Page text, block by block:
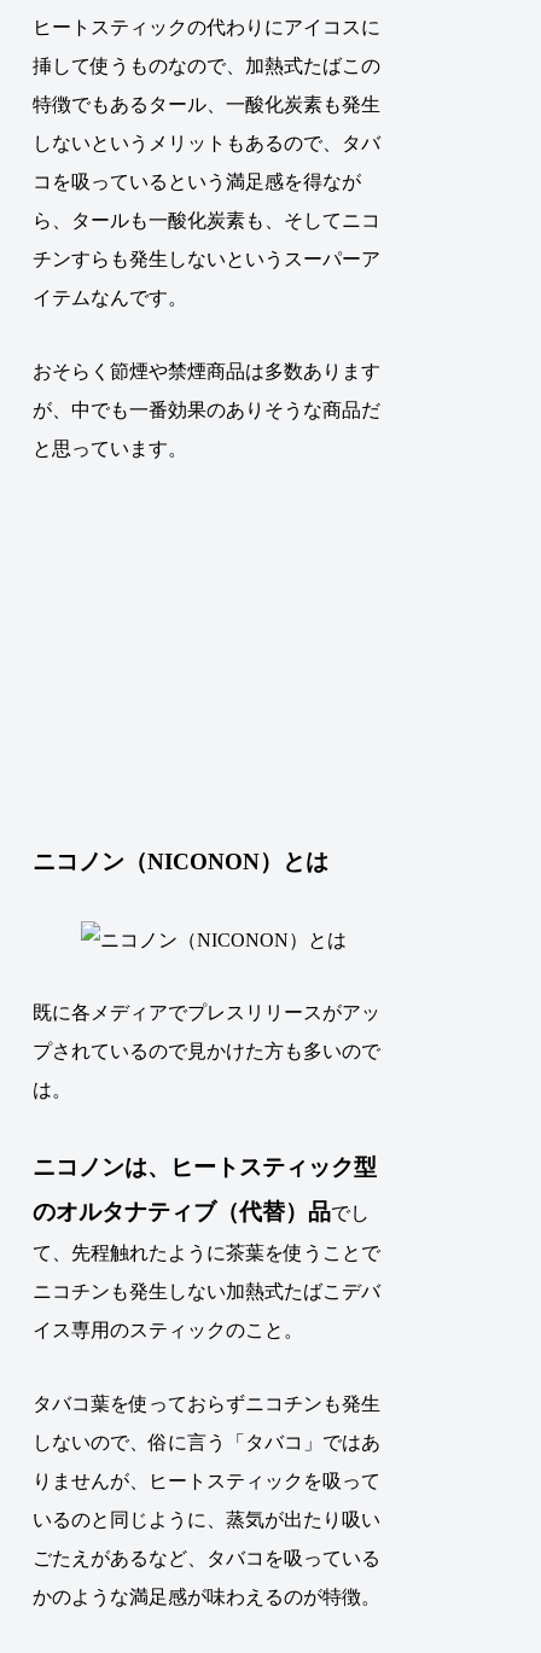
ヒートスティックの代わりにアイコスに
挿して使うものなので、加熱式たばこの
特徴でもあるタール、一酸化炭素も発生
しないというメリットもあるので、タバ
コを吸っているという満足感を得なが
ら、タールも一酸化炭素も、そしてニコ
チンすらも発生しないというスーパーア
イテムなんです。
おそらく節煙や禁煙商品は多数あります
が、中でも一番効果のありそうな商品だ
と思っています。
ニコノン（NICONON）とは
既に各メディアでプレスリリースがアッ
プされているので見かけた方も多いので
は。
ニコノンは、 ヒートスティック型
のオルタナティブ（代替） 品でし
て、先程触れたように茶葉を使うことで
ニコチンも発生しない加熱式たばこデバ
イス専用のスティックのこと。
タバコ葉を使っておらずニコチンも発生
しないので、俗に言う「タバコ」ではあ
りませんが、
ヒートスティックを吸って
いるのと同じように、蒸気が出たり吸い
ごたえがあるなど、タバコを吸っている
かのような満足感が味わえるのが特徴。